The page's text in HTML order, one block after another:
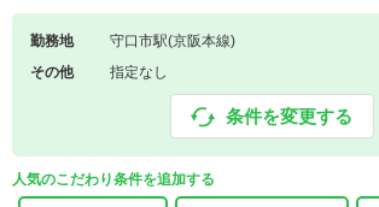
勤務地
守口市駅(京阪本線)
その他
指定なし
条件を変更する
人気のこだわり条件を追加する